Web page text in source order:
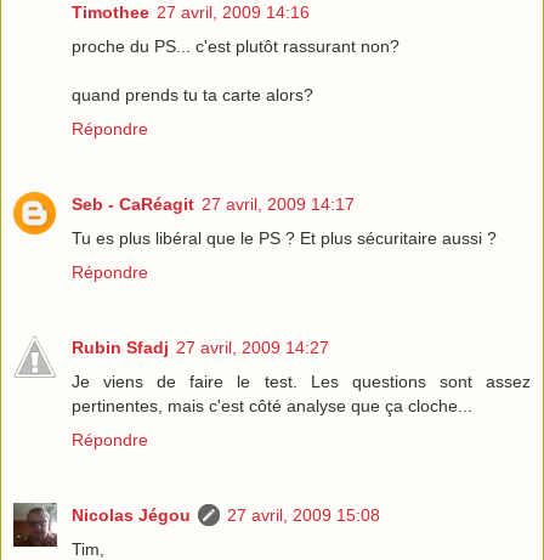
Timothee 27 avril, 2009 14:16
proche du PS... c'est plutôt rassurant non?
quand prends tu ta carte alors?
Répondre
Seb - CaRéagit 27 avril, 2009 14:17
Tu es plus libéral que le PS ? Et plus sécuritaire aussi ?
Répondre
Rubin Sfadj 27 avril, 2009 14:27
Je viens de faire le test. Les questions sont assez
pertinentes, mais c'est côté analyse que ça cloche...
Répondre
Nicolas Jégou
27 avril, 2009 15:08
Tim,